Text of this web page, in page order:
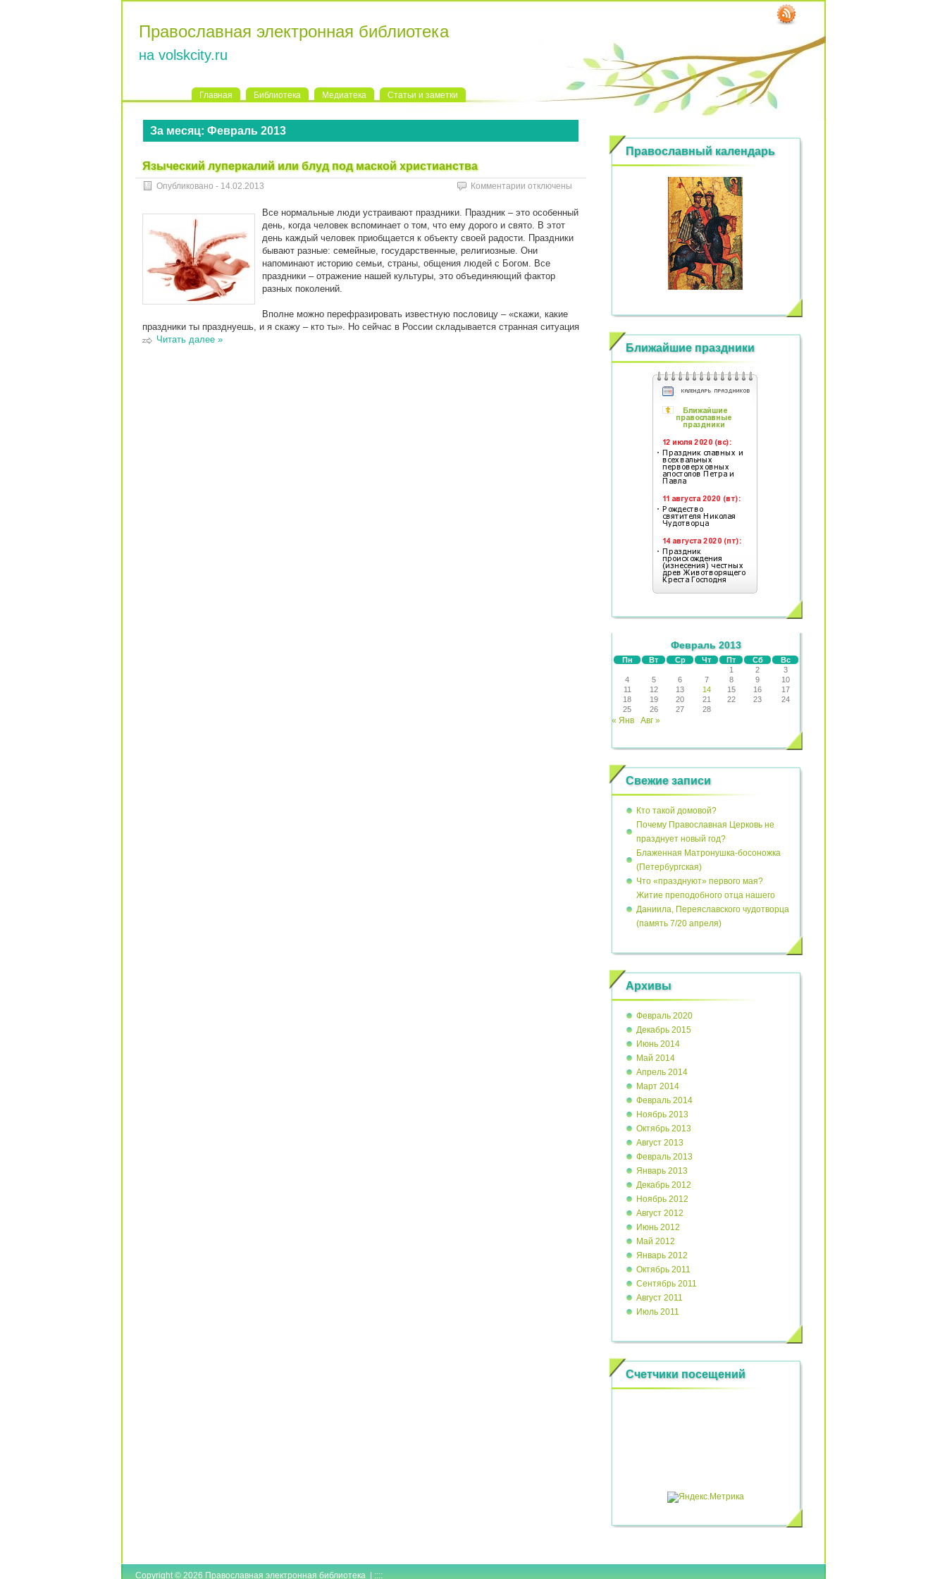
Православная электронная библиотека
на volskcity.ru
Главная Библиотека Медиатека Статьи и заметки
За месяц: Февраль 2013
Языческий луперкалий или блуд под маской христианства
Опубликовано - 14.02.2013 Комментарии к
Языческий
луперкалий
или
блуд
под
маской
отключены
Все нормальные люди устраивают праздники. Праздник – это особенный
день, когда человек вспоминает о том, что ему дорого и свято. В этот
день каждый человек приобщается к объекту своей радости. Праздники
бывают разные: семейные, государственные, религиозные. Они
напоминают историю семьи, страны, общения людей с Богом. Все
праздники – отражение нашей культуры, это объединяющий фактор
разных поколений.
Вполне можно перефразировать известную пословицу – «скажи, какие
праздники ты празднуешь, и я скажу – кто ты». Но сейчас в России складывается странная ситуация
Читать далее »
Православный календарь
Ближайшие праздники
Февраль 2013
Пн Вт Ср Чт Пт Сб
Вс
1
2
3
4
5 6 7 8 9
10
11
12 13 14 15 16
17
18
19 20 21 22 23
24
25
26 27 28
« Янв Авг »
Свежие записи
Кто такой домовой?
Почему Православная Церковь не
празднует новый год?
Блаженная Матронушка-босоножка
(Петербургская)
Что «празднуют» первого мая?
Житие преподобного отца нашего
Даниила, Переяславского чудотворца
(память 7/20 апреля)
Архивы
Февраль 2020
Декабрь 2015
Июнь 2014
Май 2014
Апрель 2014
Март 2014
Февраль 2014
Ноябрь 2013
Октябрь 2013
Август 2013
Февраль 2013
Январь 2013
Декабрь 2012
Ноябрь 2012
Август 2012
Июнь 2012
Май 2012
Январь 2012
Октябрь 2011
Сентябрь 2011
Август 2011
Июль 2011
Счетчики посещений
Copyright © 2026 Православная электронная библиотека | ::::